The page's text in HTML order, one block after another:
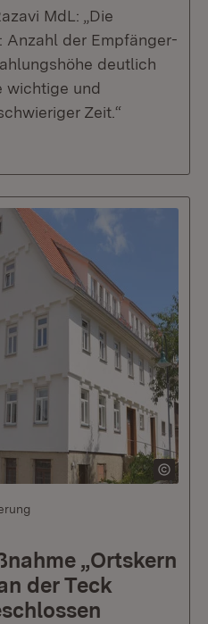
MdL: „Die
Anzahl der Empfänger-
deutlich
wichtige und
Zeit.“
„Ortskern
der Teck